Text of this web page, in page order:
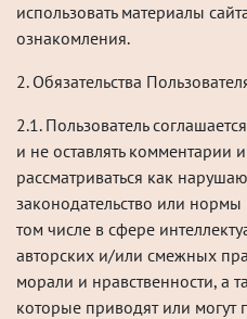
использовать материалы
ознакомления.
2. Обязательства
2.1. Пользователь
и не оставлять комментарии
рассматриваться как
законодательство или
том числе в сфере
авторских и/или смежных
морали и нравственности, а
которые приводят или